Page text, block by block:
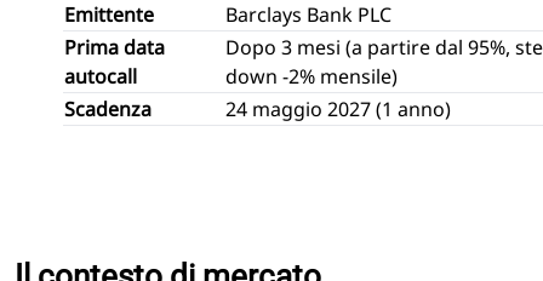
Emittente
Barclays Bank PLC
Prima data
autocall
Dopo 3 mesi (a partire dal 95%,
down -2% mensile)
Scadenza
24 maggio 2027 (1 anno)